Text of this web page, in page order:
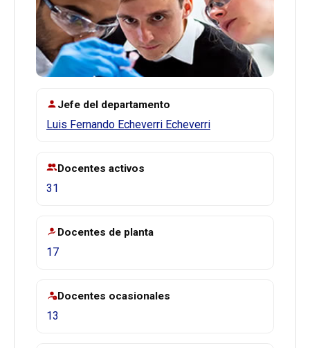
Jefe del departamento
Luis Fernando Echeverri Echeverri
Docentes activos
31
Docentes de planta
17
Docentes ocasionales
13